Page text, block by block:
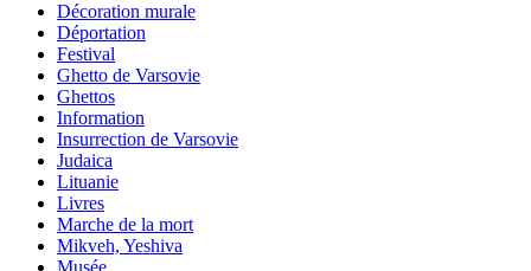
Décoration murale
Déportation
Festival
Ghetto de Varsovie
Ghettos
Information
Insurrection de Varsovie
Judaica
Lituanie
Livres
Marche de la mort
Mikveh, Yeshiva